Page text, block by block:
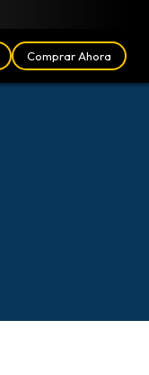
Comprar Ahora